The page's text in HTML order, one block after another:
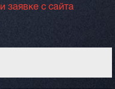
заявке с сайта